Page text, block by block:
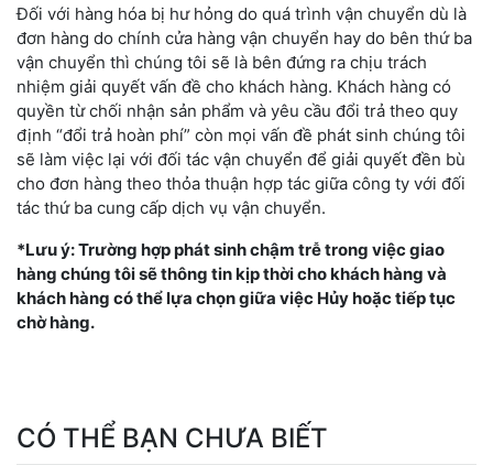
Đối với hàng hóa bị hư hỏng do quá trình vận chuyển dù là
đơn hàng do chính cửa hàng vận chuyển hay do bên thứ ba
vận chuyển thì chúng tôi sẽ là bên đứng ra chịu trách
nhiệm giải quyết vấn đề cho khách hàng. Khách hàng có
quyền từ chối nhận sản phẩm và yêu cầu đổi trả theo quy
định “đổi trả hoàn phí” còn mọi vấn đề phát sinh chúng tôi
sẽ làm việc lại với đối tác vận chuyển để giải quyết đền bù
cho đơn hàng theo thỏa thuận hợp tác giữa công ty với đối
tác thứ ba cung cấp dịch vụ vận chuyển.
*Lưu ý: Trường hợp phát sinh chậm trễ trong việc giao
hàng chúng tôi sẽ thông tin kịp thời cho khách hàng và
khách hàng có thể lựa chọn giữa việc Hủy hoặc tiếp tục
chờ hàng.
CÓ THỂ BẠN CHƯA BIẾT